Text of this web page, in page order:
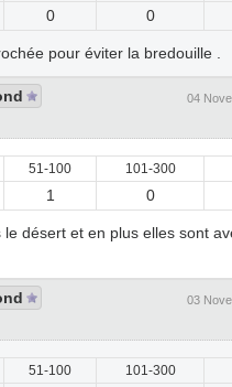
0 0
pour éviter la bredouille .
04
51-100 101-300
1 0
désert et en plus elles sont
03
51-100 101-300